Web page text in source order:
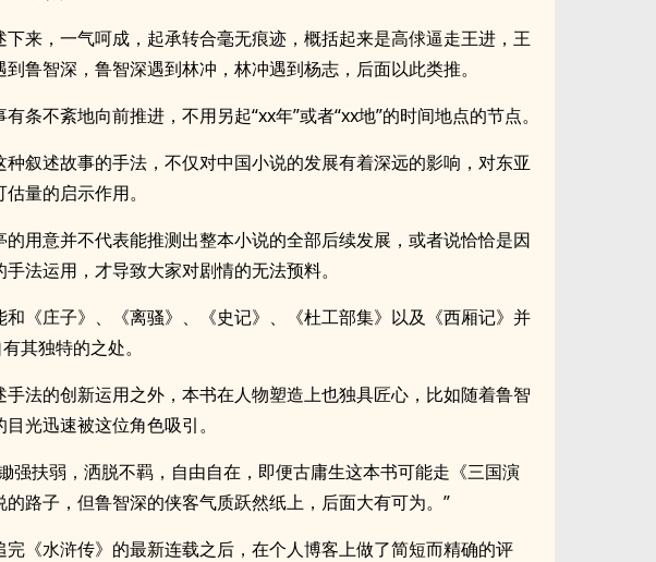
下来，一气呵成，起承转合毫无痕迹，概括起来是高俅逼走王进，王
鲁智深，鲁智深遇到林冲，林冲遇到杨志，后面以此类推。
条不紊地向前推进，不用另起“xx年”或者“xx地”的时间地点的节点。
种叙述故事的手法，不仅对中国小说的发展有着深远的影响，对东亚
量的启示作用。
的用意并不代表能推测出整本小说的全部后续发展，或者说恰恰是因
法运用，才导致大家对剧情的无法预料。
和《庄子》、《离骚》、《史记》、《杜工部集》以及《西厢记》并
其独特的之处。
手法的创新运用之外，本书在人物塑造上也独具匠心，比如随着鲁智
光迅速被这位角色吸引。
强扶弱，洒脱不羁，自由自在，即便古庸生这本书可能走《三国演
的路子，但鲁智深的侠客气质跃然纸上，后面大有可为。”
完《水浒传》的最新连载之后，在个人博客上做了简短而精确的评